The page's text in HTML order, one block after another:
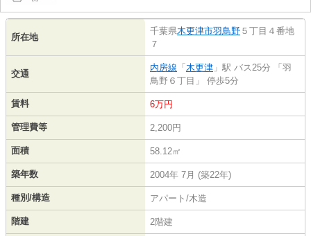
所在地
千葉県木更津市羽鳥野 ５丁目４番地
７
交通
内房線 「 木更津 」駅 バス25分 「羽
鳥野６丁目」 停歩5分
賃料 6万円
管理費等 2,200円
面積 58.12㎡
築年数 2004年 7月 (築22年)
種別/構造 アパート/木造
階建 2階建